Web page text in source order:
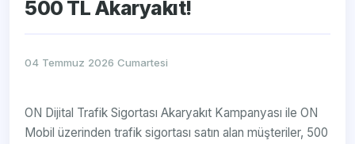
500 TL Akaryakıt!
04 Temmuz 2026 Cumartesi
ON Dijital Trafik Sigortası Akaryakıt Kampanyası ile ON
Mobil üzerinden trafik sigortası satın alan müşteriler, 500